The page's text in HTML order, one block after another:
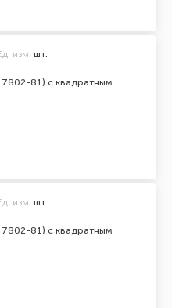
81) с квадратным
изм. шт.
81) с квадратным
изм. шт.